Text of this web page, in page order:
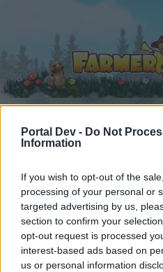
Portal Dev - Do Not
Information
If you wish to opt-out of the
processing of your personal or
targeted advertising by us,
section to confirm your
opt-out request is processed
interest-based ads based on
us or personal information
Foren ... Speakers Corner
Mitglieder, denen
gefällt
Startseite